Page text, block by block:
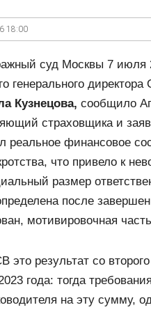
18:00
суд Москвы 7 июля
генерального
Кузнецова, сообщило
страховщика и
реальное финансовое
что привело к
размер
после
мотивировочная
это результат со
года: тогда
на эту сумму,